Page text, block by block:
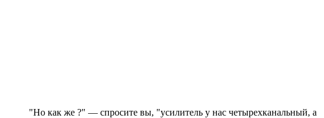
"Но как же ?" — спросите вы, "усилитель у нас четырехканальный, а